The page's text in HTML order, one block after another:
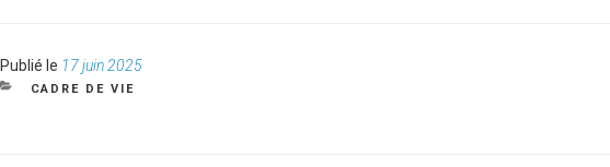
Publié le Publié
le
17 juin 2025
CATÉGORIES
CADRE DE VIE